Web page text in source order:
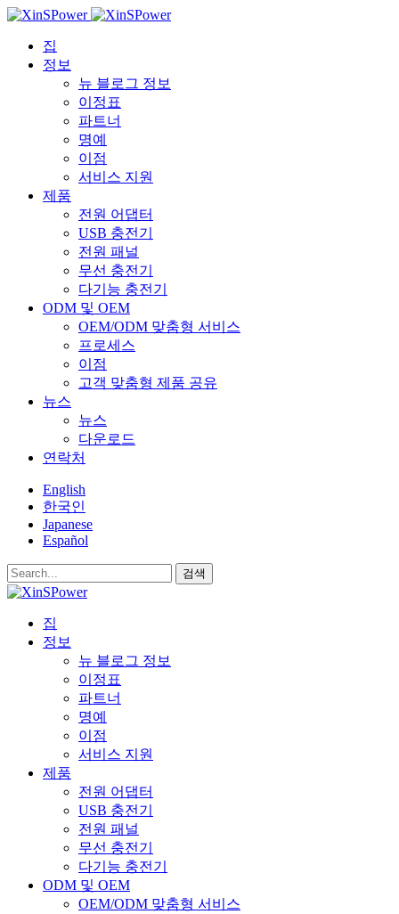
집
정보
뉴 블로그 정보
이정표
파트너
명예
이점
서비스 지원
제품
전원 어댑터
USB 충전기
전원 패널
무선 충전기
다기능 충전기
ODM 및 OEM
OEM/ODM 맞춤형 서비스
프로세스
이점
고객 맞춤형 제품 공유
뉴스
뉴스
다운로드
연락처
English
한국인
Japanese
Español
검색
집
정보
뉴 블로그 정보
이정표
파트너
명예
이점
서비스 지원
제품
전원 어댑터
USB 충전기
전원 패널
무선 충전기
다기능 충전기
ODM 및 OEM
OEM/ODM 맞춤형 서비스